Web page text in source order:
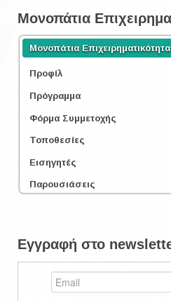
Μονοπάτια
Μονοπάτια
Προφίλ
Πρόγραμμα
Φόρμα Συμμετοχής
Τοποθεσίες
Εισηγητές
Παρουσιάσεις
Εγγραφή στο